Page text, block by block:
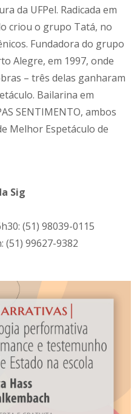
da UFPel. Radicada em
criou o grupo Tatá, no
Fundadora do grupo
Alegre, em 1997, onde
– três delas ganharam
Bailarina em
SENTIMENTO, ambos
Melhor Espetáculo de
Sig
(51) 98039-0115
(51) 99627-9382